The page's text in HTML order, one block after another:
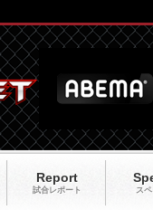
Report
試合レポート ス